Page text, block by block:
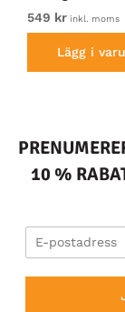
549 kr inkl. moms
Lägg i
10 %